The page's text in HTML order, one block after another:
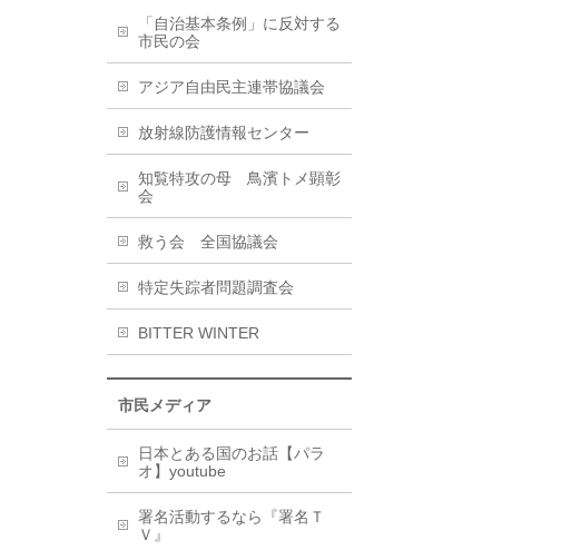
「自治基本条例」に反対する
市民の会
アジア自由民主連帯協議会
放射線防護情報センター
知覧特攻の母 鳥濱トメ顕彰
会
救う会 全国協議会
特定失踪者問題調査会
BITTER WINTER
市民メディア
日本とある国のお話【パラ
オ】youtube
署名活動するなら『署名Ｔ
Ｖ』